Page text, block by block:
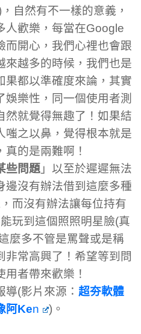
自然有不一樣的意義，
人歡樂，每當在Google
而開心，我們心裡也會跟
來越多的時候，我們也是
果都以準確度來論，其實
樂性，同一個使用者測
然就覺得無趣了！如果結
嗤之以鼻，覺得根本就是
的是兩難啊！
些問題 」以至於遲遲無法
邊沒有辦法借到這麼多種
而沒有辦法讓每位持有
玩到這個照照明星臉(真
麼多不管是罵聲或是稱
非常高興了！希望等到問
者帶來歡樂！
(影片來源： 超夯軟體
阿Ken )。